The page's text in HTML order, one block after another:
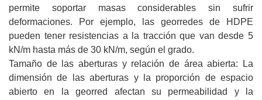
permite soportar masas considerables sin sufrir
deformaciones. Por ejemplo, las georredes de HDPE
pueden tener resistencias a la tracción que van desde 5
kN/m hasta más de 30 kN/m, según el grado.
Tamaño de las aberturas y relación de área abierta: La
dimensión de las aberturas y la proporción de espacio
abierto en la georred afectan su permeabilidad y la